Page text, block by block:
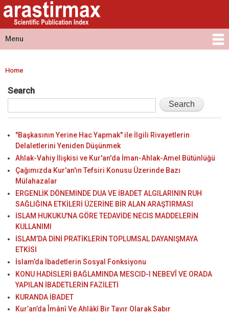
Skip to
main
content
Arastirmax
- Scientific
Publication
Index
Arastirmax
Scientific
Publication
Index
Menu
Main menu
You are here
Home
Search
"Başkasının Yerine Hac Yapmak" ile İlgili Rivayetlerin
Delaletlerini Yeniden Düşünmek
Ahlak-Vahiy İlişkisi ve Kur'an'da İman-Ahlak-Amel Bütünlüğü
Çağımızda Kur'an'ın Tefsiri Konusu Üzerinde Bazı
Mülahazalar
ERGENLİK DÖNEMİNDE DUA VE İBADET ALGILARININ RUH
SAĞLIĞINA ETKİLERİ ÜZERİNE BİR ALAN ARAŞTIRMASI
İSLAM HUKUKU'NA GÖRE TEDAVİDE NECİS MADDELERİN
KULLANIMI
İSLAM’DA DİNİ PRATİKLERİN TOPLUMSAL DAYANIŞMAYA
ETKİSİ
İslam’da İbadetlerin Sosyal Fonksiyonu
KONU HADİSLERİ BAĞLAMINDA MESCID-I NEBEVÎ VE ORADA
YAPILAN İBADETLERİN FAZİLETİ
KURANDA İBADET
Kur’an’da Îmânî Ve Ahlâkî Bir Tavır Olarak Sabır